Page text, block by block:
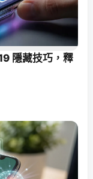
隱藏技巧，釋